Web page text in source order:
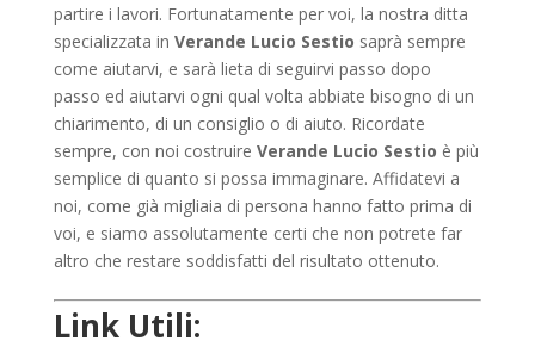
partire i lavori. Fortunatamente per voi, la nostra ditta
specializzata in Verande Lucio Sestio saprà sempre
come aiutarvi, e sarà lieta di seguirvi passo dopo
passo ed aiutarvi ogni qual volta abbiate bisogno di un
chiarimento, di un consiglio o di aiuto. Ricordate
sempre, con noi costruire Verande Lucio Sestio è più
semplice di quanto si possa immaginare. Affidatevi a
noi, come già migliaia di persona hanno fatto prima di
voi, e siamo assolutamente certi che non potrete far
altro che restare soddisfatti del risultato ottenuto.
Link Utili: